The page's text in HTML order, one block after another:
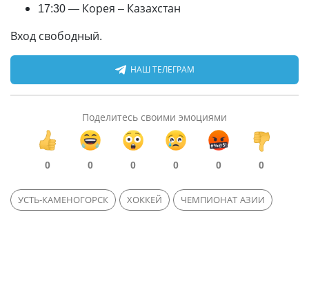
17:30 — Корея – Казахстан
Вход свободный.
НАШ ТЕЛЕГРАМ
Поделитесь своими эмоциями
0 0 0 0 0 0
УСТЬ-КАМЕНОГОРСК ХОККЕЙ ЧЕМПИОНАТ АЗИИ